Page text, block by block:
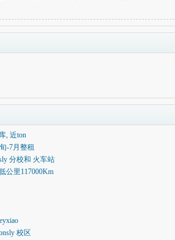
, 近ton
-7月整租
分校和 火车站
公里117000Km
校区